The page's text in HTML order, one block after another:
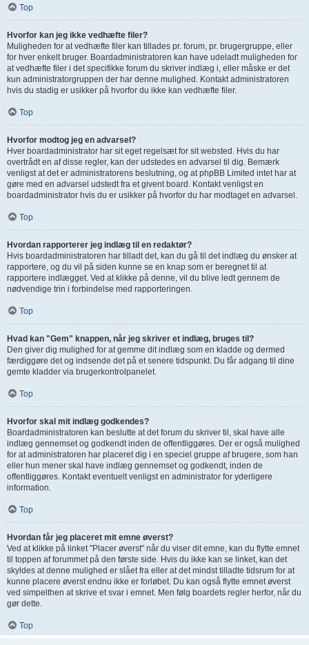
Top
Hvorfor kan jeg ikke vedhæfte filer?
Muligheden for at vedhæfte filer kan tillades pr. forum, pr. brugergruppe, eller
for hver enkelt bruger. Boardadministratoren kan have udeladt muligheden for
at vedhæfte filer i det specifikke forum du skriver indlæg i, eller måske er det
kun administratorgruppen der har denne mulighed. Kontakt administratoren
hvis du stadig er usikker på hvorfor du ikke kan vedhæfte filer.
Top
Hvorfor modtog jeg en advarsel?
Hver boardadministrator har sit eget regelsæt for sit websted. Hvis du har
overtrådt en af disse regler, kan der udstedes en advarsel til dig. Bemærk
venligst at det er administratorens beslutning, og at phpBB Limited intet har at
gøre med en advarsel udstedt fra et givent board. Kontakt venligst en
boardadministrator hvis du er usikker på hvorfor du har modtaget en advarsel.
Top
Hvordan rapporterer jeg indlæg til en redaktør?
Hvis boardadministratoren har tilladt det, kan du gå til det indlæg du ønsker at
rapportere, og du vil på siden kunne se en knap som er beregnet til at
rapportere indlægget. Ved at klikke på denne, vil du blive ledt gennem de
nødvendige trin i forbindelse med rapporteringen.
Top
Hvad kan "Gem" knappen, når jeg skriver et indlæg, bruges til?
Den giver dig mulighed for at gemme dit indlæg som en kladde og dermed
færdiggøre det og indsende det på et senere tidspunkt. Du får adgang til dine
gemte kladder via brugerkontrolpanelet.
Top
Hvorfor skal mit indlæg godkendes?
Boardadministratoren kan beslutte at det forum du skriver til, skal have alle
indlæg gennemset og godkendt inden de offentliggøres. Der er også mulighed
for at administratoren har placeret dig i en speciel gruppe af brugere, som han
eller hun mener skal have indlæg gennemset og godkendt, inden de
offentliggøres. Kontakt eventuelt venligst en administrator for yderligere
information.
Top
Hvordan får jeg placeret mit emne øverst?
Ved at klikke på linket "Placer øverst" når du viser dit emne, kan du flytte emnet
til toppen af forummet på den første side. Hvis du ikke kan se linket, kan det
skyldes at denne mulighed er slået fra eller at det mindst tilladte tidsrum for at
kunne placere øverst endnu ikke er forløbet. Du kan også flytte emnet øverst
ved simpelthen at skrive et svar i emnet. Men følg boardets regler herfor, når du
gør dette.
Top